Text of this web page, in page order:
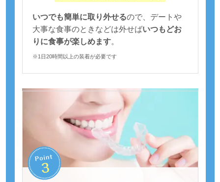
いつでも簡単に取り外せるので、デートや
大事な食事のときなどは外せばいつもどお
りに食事が楽しめます。
※1日20時間以上の装着が必要です